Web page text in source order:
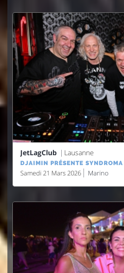
JetLagClub Lausanne
DJAIMIN PRÉSENTE
Samedi 21 Mars 2026 Marino